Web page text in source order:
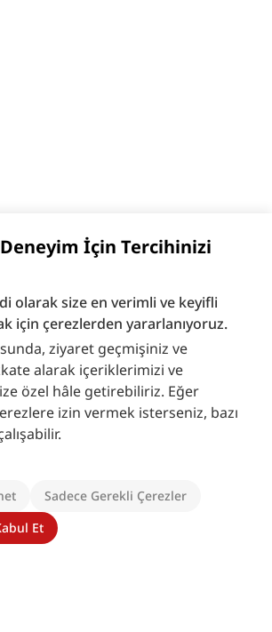
İçin Tercihinizi
olarak size en verimli ve keyifli
için çerezlerden yararlanıyoruz.
ziyaret geçmişiniz ve
alarak içeriklerimizi ve
özel hâle getirebiliriz. Eğer
izin vermek isterseniz, bazı
Sadece Gerekli Çerezler
Et